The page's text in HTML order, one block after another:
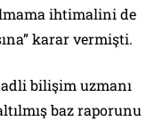
ihtimalini de
karar vermişti.
bilişim uzmanı
baz raporunu